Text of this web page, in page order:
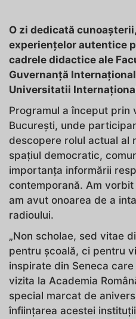
O zi dedicată
experiențelor autentice
cadrele didactice ale
Guvernanță
Universitatii
Programul a început prin
București, unde
descopere rolul actual al
spațiul democratic,
importanța informării
contemporană. Am
am avut onoarea de a
radioului.
„Non scholae, sed vitae
pentru școală, ci pentru
inspirate din Seneca
vizita la Academia
special marcat de
înființarea acestei